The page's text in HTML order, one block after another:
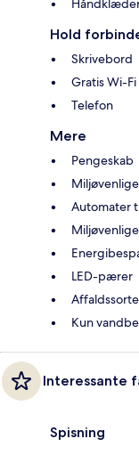
Hold
Skrivebord
Gratis Wi-Fi
Telefon
Mere
Pengeskab
Automater
LED-pærer
Kun
Interessante
Spisning